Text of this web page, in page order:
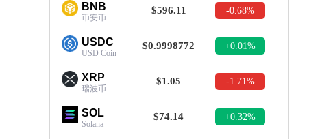
BNB
币安币
$596.11 -0.68%
USDC
USD Coin
$0.9998772 +0.01%
XRP
瑞波币
$1.05 -1.71%
SOL
Solana
$74.14 +0.32%